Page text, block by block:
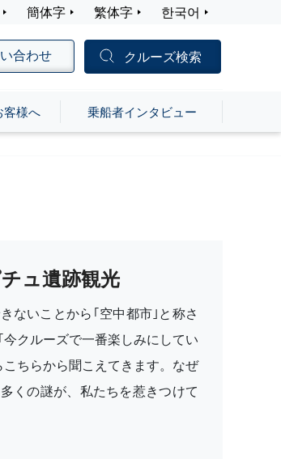
簡体字 繁体字 한국어
合わせ クルーズ検索
客様へ 乗船者インタビュー
ュ遺跡観光
ないことから｢空中都市｣と称さ
クルーズで一番楽しみにしてい
ちらから聞こえてきます。なぜ
くの謎が、私たちを惹きつけて